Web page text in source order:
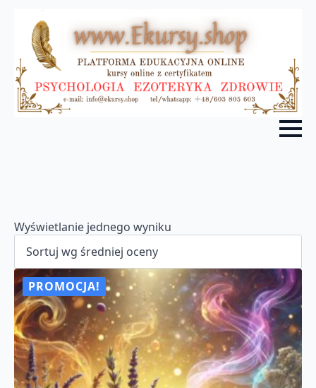
Wyświetlanie jednego wyniku
PROMOCJA!